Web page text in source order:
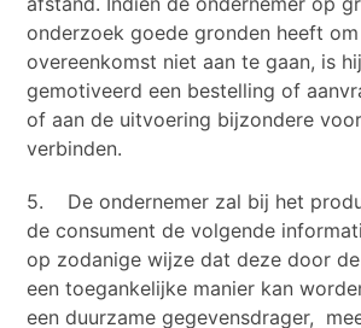
onderzoek goede gronden heeft
overeenkomst niet aan te gaan, is
gemotiveerd een bestelling of
of aan de uitvoering bijzondere
verbinden.
5. De ondernemer zal bij het
de consument de volgende
op zodanige wijze dat deze door
een toegankelijke manier kan
een duurzame gegevensdrager,